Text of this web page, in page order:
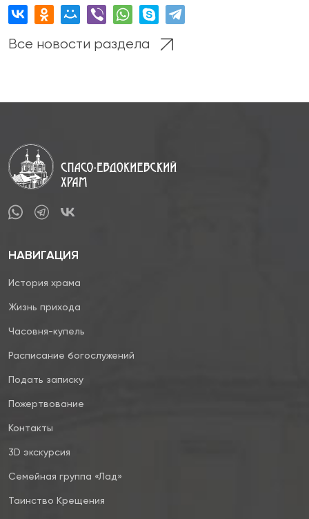
Все новости раздела
НАВИГАЦИЯ
История храма
Жизнь прихода
Часовня-купель
Расписание богослужений
Подать записку
Пожертвование
Контакты
3D экскурсия
Семейная группа «Лад»
Таинство Крещения